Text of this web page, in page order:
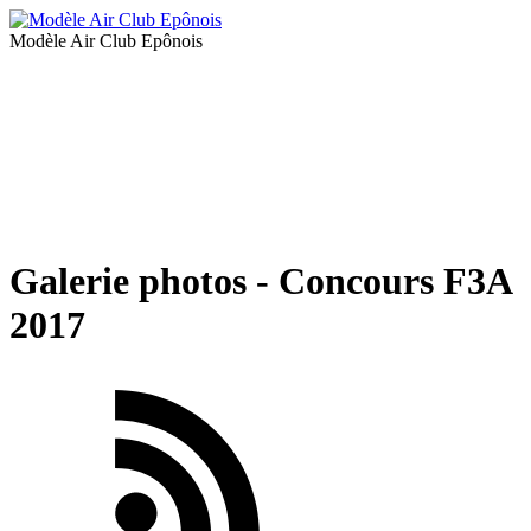
Modèle Air Club Epônois
Galerie photos - Concours F3A
2017